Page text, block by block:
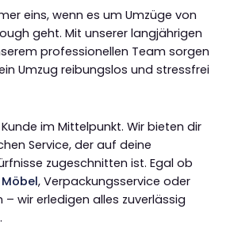
eins, wenn es um Umzüge von
geht. Mit unserer langjährigen
professionellen Team sorgen
Umzug reibungslos und stressfrei
im Mittelpunkt. Wir bieten dir
Service, der auf deine
zugeschnitten ist. Egal ob
Möbel, Verpackungsservice oder
wir erledigen alles zuverlässig